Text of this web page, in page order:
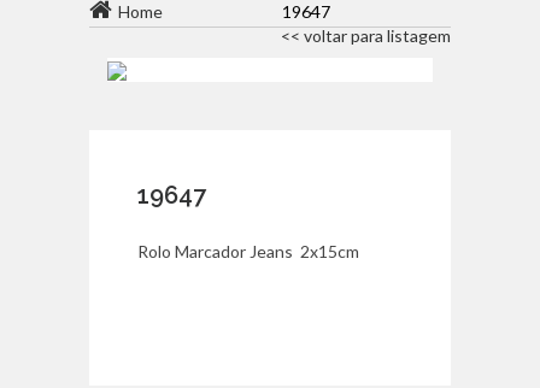
Home
19647
<< voltar para listagem
19647
Rolo Marcador Jeans 2x15cm